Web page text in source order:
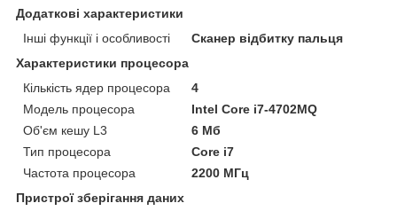
Додаткові характеристики
Інші функції і особливості
Сканер відбитку пальця
Характеристики процесора
Кількість ядер процесора
4
Модель процесора
Intel Core i7-4702MQ
Об'єм кешу L3
6 Мб
Тип процесора
Core i7
Частота процесора
2200 МГц
Пристрої зберігання даних